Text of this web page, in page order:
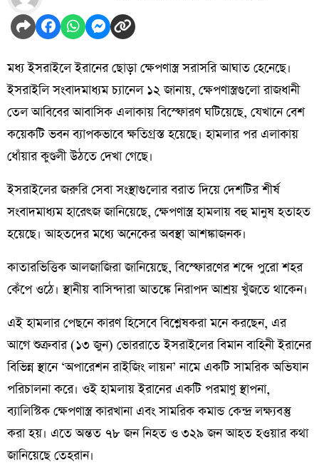
মধ্য ইসরাইলে ইরানের ছোড়া ক্ষেপণাস্ত্র সরাসরি আঘাত হেনেছে।
ইসরাইলি সংবাদমাধ্যম চ্যানেল ১২ জানায়, ক্ষেপণাস্ত্রগুলো রাজধানী
তেল আবিবের আবাসিক এলাকায় বিস্ফোরণ ঘটিয়েছে, যেখানে বেশ
কয়েকটি ভবন ব্যাপকভাবে ক্ষতিগ্রস্ত হয়েছে। হামলার পর এলাকায়
ধোঁয়ার কুণ্ডলী উঠতে দেখা গেছে।
ইসরাইলের জরুরি সেবা সংস্থাগুলোর বরাত দিয়ে দেশটির শীর্ষ
সংবাদমাধ্যম হারেৎজ জানিয়েছে, ক্ষেপণাস্ত্র হামলায় বহু মানুষ হতাহত
হয়েছে। আহতদের মধ্যে অনেকের অবস্থা আশঙ্কাজনক।
কাতারভিত্তিক আলজাজিরা জানিয়েছে, বিস্ফোরণের শব্দে পুরো শহর
কেঁপে ওঠে। স্থানীয় বাসিন্দারা আতঙ্কে নিরাপদ আশ্রয় খুঁজতে থাকেন।
এই হামলার পেছনে কারণ হিসেবে বিশ্লেষকরা মনে করছেন, এর
আগে শুক্রবার (১৩ জুন) ভোররাতে ইসরাইলের বিমান বাহিনী ইরানের
বিভিন্ন স্থানে ‘অপারেশন রাইজিং লায়ন’ নামে একটি সামরিক অভিযান
পরিচালনা করে। ওই হামলায় ইরানের একটি পরমাণু স্থাপনা,
ব্যালিস্টিক ক্ষেপণাস্ত্র কারখানা এবং সামরিক কমান্ড কেন্দ্র লক্ষ্যবস্তু
করা হয়। এতে অন্তত ৭৮ জন নিহত ও ৩২৯ জন আহত হওয়ার কথা
জানিয়েছে তেহরান।